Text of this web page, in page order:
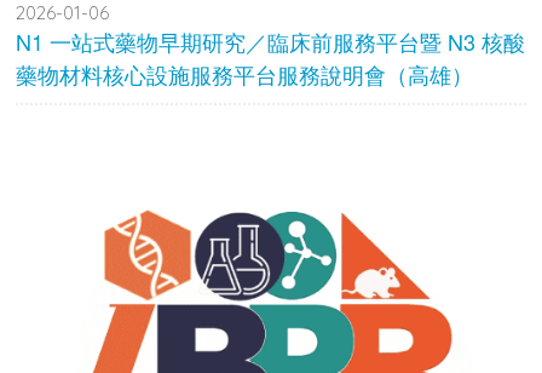
2026-01-06
N1 一站式藥物早期研究／臨床前服務平台暨 N3 核酸
藥物材料核心設施服務平台服務說明會（高雄）